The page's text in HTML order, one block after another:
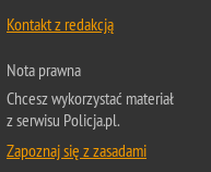
Kontakt z redakcją
Nota prawna
Chcesz wykorzystać materiał
z serwisu Policja.pl.
Zapoznaj się z zasadami